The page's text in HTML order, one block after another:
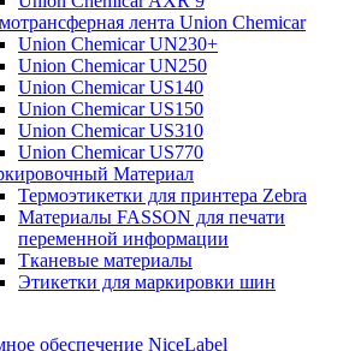
лента Union Chemicar
Union Chemicar UN230+
Union Chemicar UN250
Union Chemicar US140
Union Chemicar US150
Union Chemicar US310
Union Chemicar US770
Материал
Термоэтикетки для принтера Zebra
Материалы FASSON для печати
переменной информации
Тканевые материалы
Этикетки для маркировки шин
обеспечение NiceLabel